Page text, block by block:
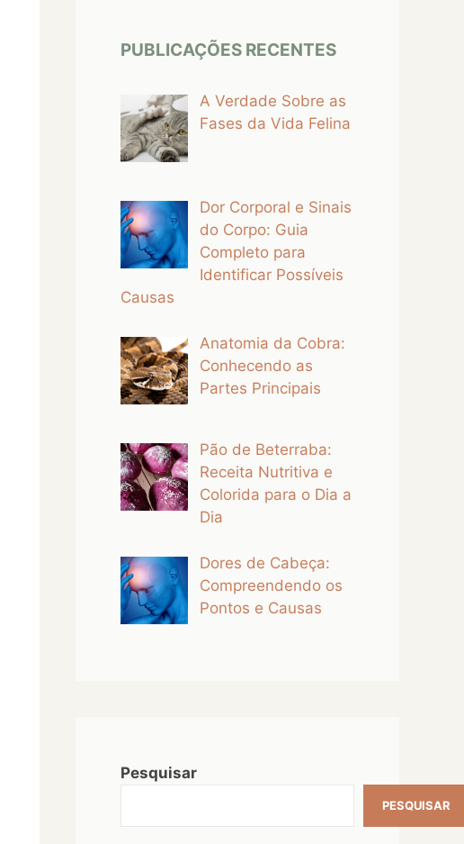
PUBLICAÇÕES RECENTES
A Verdade Sobre as
Fases da Vida Felina
Dor Corporal e Sinais
do Corpo: Guia
Completo para
Identificar Possíveis
Causas
Anatomia da Cobra:
Conhecendo as
Partes Principais
Pão de Beterraba:
Receita Nutritiva e
Colorida para o Dia a
Dia
Dores de Cabeça:
Compreendendo os
Pontos e Causas
Pesquisar
PESQUISAR